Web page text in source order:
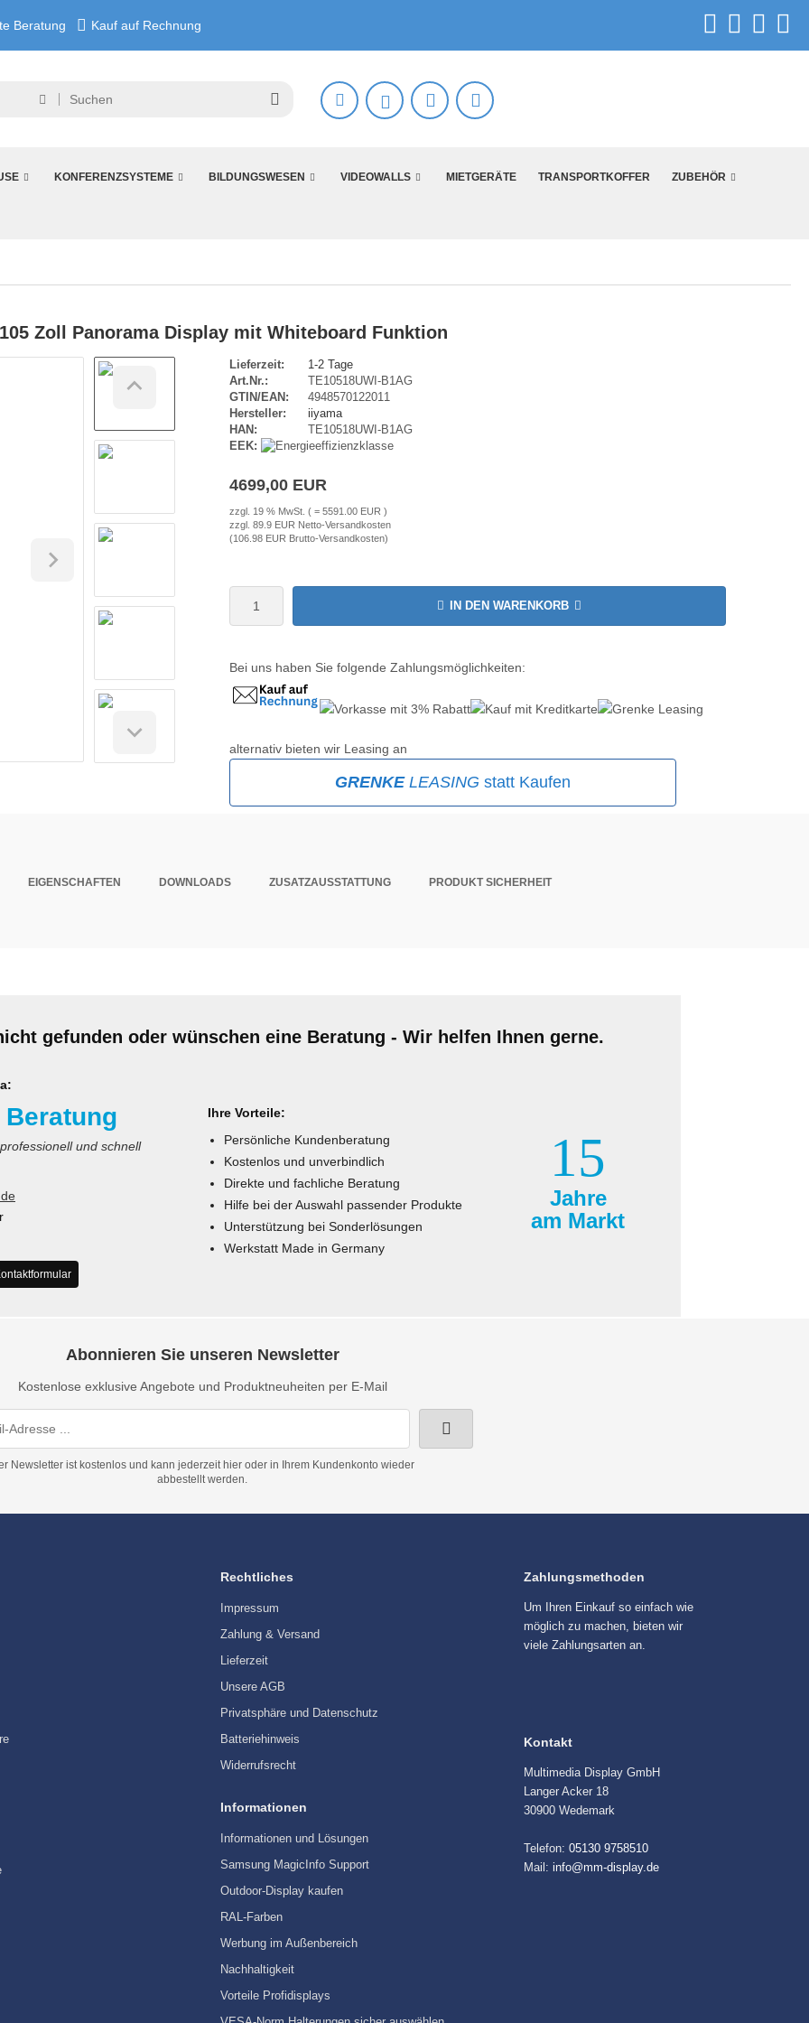
Beratung Kauf auf Rechnung
KONFERENZSYSTEME BILDUNGSWESEN VIDEOWALLS MIETGERÄTE TRANSPORTKOFFER ZUBEHÖR
Zoll Panorama Display mit Whiteboard Funktion
Lieferzeit:
1-2 Tage
Art.Nr.:
TE10518UWI-B1AG
GTIN/EAN:
4948570122011
Hersteller:
iiyama
HAN:
TE10518UWI-B1AG
EEK:
4699,00 EUR
zzgl. 19 % MwSt. ( = 5591.00 EUR )
zzgl. 89.9 EUR Netto-Versandkosten
(106.98 EUR Brutto-Versandkosten)
IN DEN WARENKORB
Bei uns haben Sie folgende Zahlungsmöglichkeiten:
alternativ bieten wir Leasing an
GRENKE LEASING statt Kaufen
EIGENSCHAFTEN DOWNLOADS ZUSATZAUSSTATTUNG PRODUKT SICHERHEIT
gefunden oder wünschen eine Beratung - Wir helfen Ihnen gerne.
und schnell
Ihre Vorteile:
Persönliche Kundenberatung
Kostenlos und unverbindlich
Direkte und fachliche Beratung
Hilfe bei der Auswahl passender Produkte
Unterstützung bei Sonderlösungen
Werkstatt Made in Germany
15
Jahre
am Markt
Abonnieren Sie unseren Newsletter
Kostenlose exklusive Angebote und Produktneuheiten per E-Mail
Newsletter ist kostenlos und kann jederzeit hier oder in Ihrem Kundenkonto wieder
abbestellt werden.
Rechtliches
Impressum
Zahlung & Versand
Lieferzeit
Unsere AGB
Privatsphäre und Datenschutz
Batteriehinweis
Widerrufsrecht
Informationen
Informationen und Lösungen
Samsung MagicInfo Support
Outdoor-Display kaufen
RAL-Farben
Werbung im Außenbereich
Nachhaltigkeit
Vorteile Profidisplays
Zahlungsmethoden
Um Ihren Einkauf so einfach wie
möglich zu machen, bieten wir
viele Zahlungsarten an.
Kontakt
Multimedia Display GmbH
Langer Acker 18
30900 Wedemark
Telefon: 05130 9758510
Mail: info@mm-display.de